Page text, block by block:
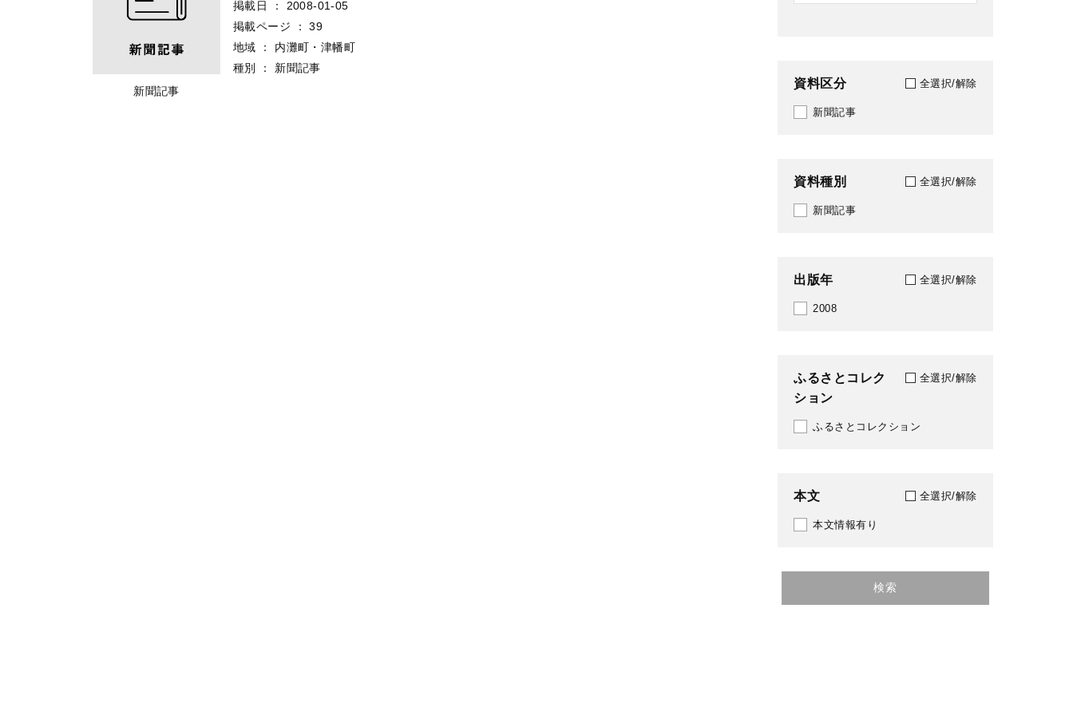
新聞記事
掲載日 ：
2008-01-05
掲載ページ
：
39
地域
：
内灘町・津幡町
種別
： 新聞記事
資料区分 全選択/解除
新聞記事
資料種別 全選択/解除
新聞記事
出版年 全選択/解除
2008
ふるさとコレク
ション
全選択/解除
ふるさとコレクション
本文 全選択/解除
本文情報有り
検索